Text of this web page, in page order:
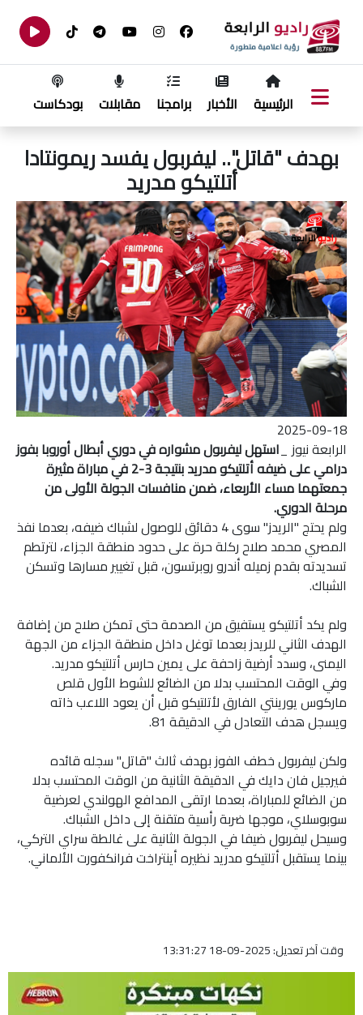
الرئيسية الأخبار برامجنا مقابلات بودكاست
بهدف "قاتل".. ليفربول يفسد ريمونتادا
أتلتيكو مدريد
2025-09-18
الرابعة نيوز _استهل ليفربول مشواره في دوري أبطال أوروبا بفوز
درامي على ضيفه أتلتيكو مدريد بنتيجة 3-2 في مباراة مثيرة
جمعتهما مساء الأربعاء، ضمن منافسات الجولة الأولى من
مرحلة الدوري.
ولم يحتج "الريدز" سوى 4 دقائق للوصول لشباك ضيفه، بعدما نفذ
المصري محمد صلاح ركلة حرة على حدود منطقة الجزاء، لترتطم
تسديدته بقدم زميله أندرو روبرتسون، قبل تغيير مسارها وتسكن
الشباك.
ولم يكد أتلتيكو يستفيق من الصدمة حتى تمكن صلاح من إضافة
الهدف الثاني للريدز بعدما توغل داخل منطقة الجزاء من الجهة
اليمنى، وسدد أرضية زاحفة على يمين حارس أتلتيكو مدريد.
وفي الوقت المحتسب بدلا من الضائع للشوط الأول قلص
ماركوس يورينتي الفارق لأتلتيكو قبل أن يعود اللاعب ذاته
ويسجل هدف التعادل في الدقيقة 81.
ولكن ليفربول خطف الفوز بهدف ثالث "قاتل" سجله قائده
فيرجيل فان دايك في الدقيقة الثانية من الوقت المحتسب بدلا
من الضائع للمباراة، بعدما ارتقى المدافع الهولندي لعرضية
سوبوسلاي، موجها ضربة رأسية متقنة إلى داخل الشباك.
وسيحل ليفربول ضيفا في الجولة الثانية على غالطة سراي التركي،
بينما يستقبل أتلتيكو مدريد نظيره أينتراخت فرانكفورت الألماني.
وقت آخر تعديل: 2025-09-18 13:31:27